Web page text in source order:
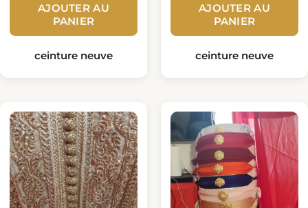
AJOUTER AU
PANIER
ceinture neuve
AJOUTER AU
PANIER
ceinture neuve